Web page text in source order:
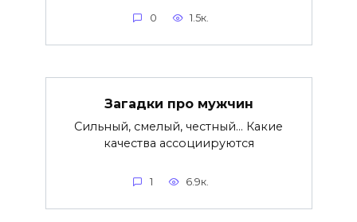
0 1.5к.
Загадки про мужчин
Сильный, смелый, честный… Какие
качества ассоциируются
1 6.9к.